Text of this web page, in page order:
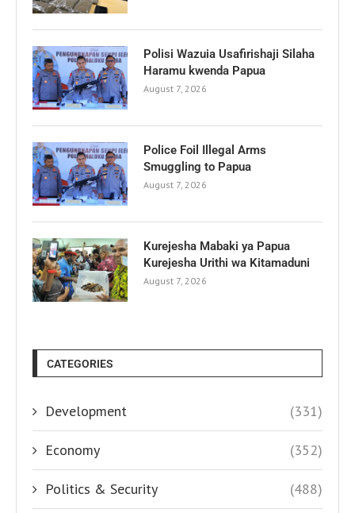
Polisi Wazuia Usafirishaji Silaha
Haramu kwenda Papua
August 7, 2026
Police Foil Illegal Arms
Smuggling to Papua
August 7, 2026
Kurejesha Mabaki ya Papua
Kurejesha Urithi wa Kitamaduni
August 7, 2026
CATEGORIES
Development (331)
Economy (352)
Politics & Security (488)